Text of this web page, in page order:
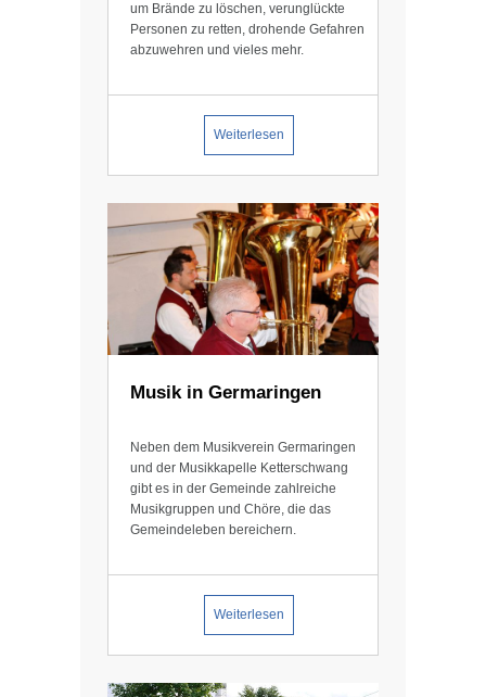
um Brände zu löschen, verunglückte
Personen zu retten, drohende Gefahren
abzuwehren und vieles mehr.
Weiterlesen
Musik in Germaringen
Neben dem Musik­­­verein Germa­ringen
und der Musik­­kapelle Ketter­­­schwang
gibt es in der Gemeinde zahl­­reiche
Musik­­gruppen und Chöre, die das
Gemeinde­­­leben bereichern.
Weiterlesen